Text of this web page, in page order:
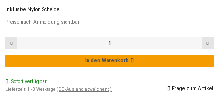
Inklusive Nylon Scheide
Preise nach Anmeldung sichtbar
In den Warenkorb
Sofort verfügbar
Lieferzeit: 1 - 3 Werktage (DE - Ausland abweichend) Frage zum Artikel